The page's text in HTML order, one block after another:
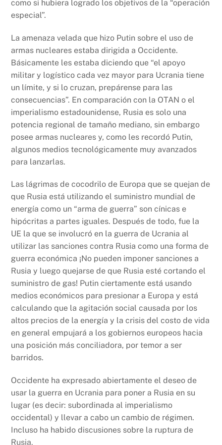
como si hubiera logrado los objetivos de la “operación
especial”.
La amenaza velada que hizo Putin sobre el uso de
armas nucleares estaba dirigida a Occidente.
Básicamente les estaba diciendo que “el apoyo
militar y logístico cada vez mayor para Ucrania tiene
un límite, y si lo cruzan, prepárense para las
consecuencias”. En comparación con la OTAN o el
imperialismo estadounidense, Rusia es solo una
potencia regional de tamaño mediano, sin embargo
posee armas nucleares y, como les recordó Putin,
algunos medios tecnológicamente muy avanzados
para lanzarlas.
Las lágrimas de cocodrilo de Europa que se quejan de
que Rusia está utilizando el suministro mundial de
energía como un “arma de guerra” son cínicas e
hipócritas a partes iguales. Después de todo, fue la
UE la que se involucró en la guerra de Ucrania al
utilizar las sanciones contra Rusia como una forma de
guerra económica ¡No pueden imponer sanciones a
Rusia y luego quejarse de que Rusia esté cortando el
suministro de gas! Putin ciertamente está usando
medios económicos para presionar a Europa y está
calculando que la agitación social causada por los
altos precios de la energía y la crisis del costo de vida
en general empujará a los gobiernos europeos hacia
una posición más conciliadora, por temor a ser
barridos.
Occidente ha expresado abiertamente el deseo de
usar la guerra en Ucrania para poner a Rusia en su
lugar (es decir: subordinada al imperialismo
occidental) y llevar a cabo un cambio de régimen.
Incluso ha habido discusiones sobre la ruptura de
Rusia.